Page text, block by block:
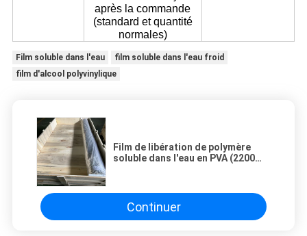
après la commande
(standard et quantité
normales)
Film soluble dans l'eau
film soluble dans l'eau froid
film d'alcool polyvinylique
Film de libération de polymère
soluble dans l'eau en PVA (2200
Continuer